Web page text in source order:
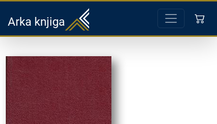
Arka knjiga